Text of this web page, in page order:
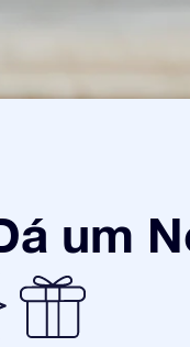
um